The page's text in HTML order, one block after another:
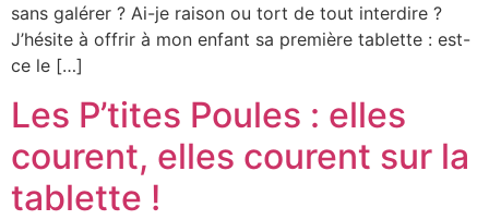
sans galérer ? Ai-je raison ou tort de tout interdire ?
J’hésite à offrir à mon enfant sa première tablette : est-
ce le […]
Les P’tites Poules : elles
courent, elles courent sur la
tablette !